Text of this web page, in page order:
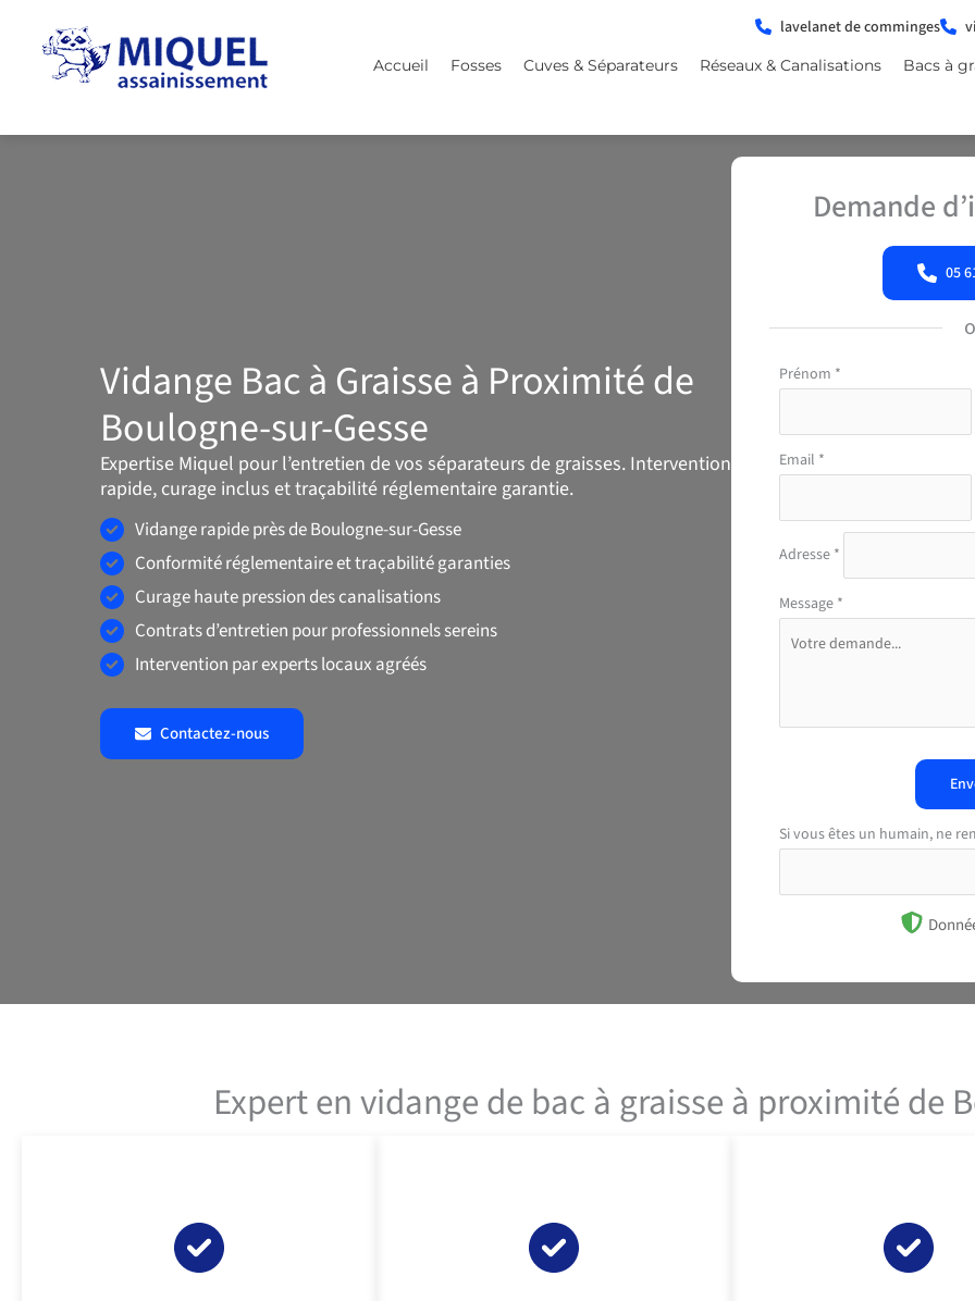
contenu
lavelanet de comminges
Accueil Fosses Cuves & Séparateurs Réseaux & Canalisations Bacs à
Vidange Bac à Graisse à Proximité de
Boulogne-sur-Gesse
Expertise Miquel pour l’entretien de vos séparateurs de graisses. Intervention
rapide, curage inclus et traçabilité réglementaire garantie.
Vidange rapide près de Boulogne-sur-Gesse
Conformité réglementaire et traçabilité garanties
Curage haute pression des canalisations
Contrats d’entretien pour professionnels sereins
Intervention par experts locaux agréés
Contactez-nous
Demande
05
Formulaire
avec
téléphone
Prénom *
Email *
Adresse *
Message *
Si vous êtes un humain, ne
Expert en vidange de bac à graisse à proximité de